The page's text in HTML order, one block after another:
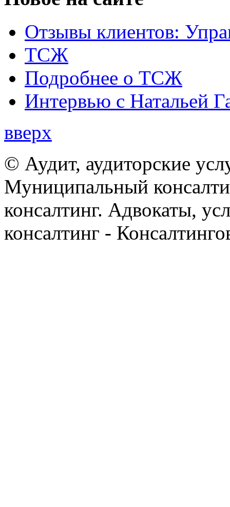
Отзывы клиентов:
ТСЖ
Подробнее о ТСЖ
Интервью с Натальей
вверх
© Аудит, аудиторские
Муниципальный
консалтинг. Адвокаты,
консалтинг -